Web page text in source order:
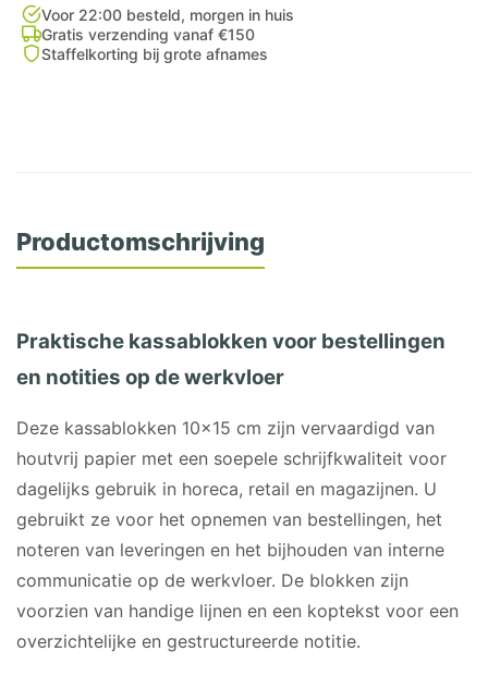
Vellen
aantal
Voor 22:00 besteld, morgen in huis
Gratis verzending vanaf €150
Staffelkorting bij grote afnames
Productomschrijving
Praktische kassablokken voor bestellingen
en notities op de werkvloer
Deze kassablokken 10×15 cm zijn vervaardigd van
houtvrij papier met een soepele schrijfkwaliteit voor
dagelijks gebruik in horeca, retail en magazijnen. U
gebruikt ze voor het opnemen van bestellingen, het
noteren van leveringen en het bijhouden van interne
communicatie op de werkvloer. De blokken zijn
voorzien van handige lijnen en een koptekst voor een
overzichtelijke en gestructureerde notitie.